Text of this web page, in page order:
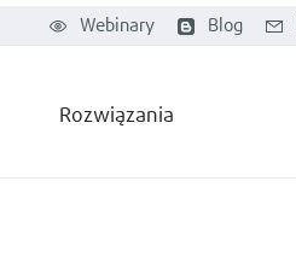
Rozwiązania
Blog
Webinary